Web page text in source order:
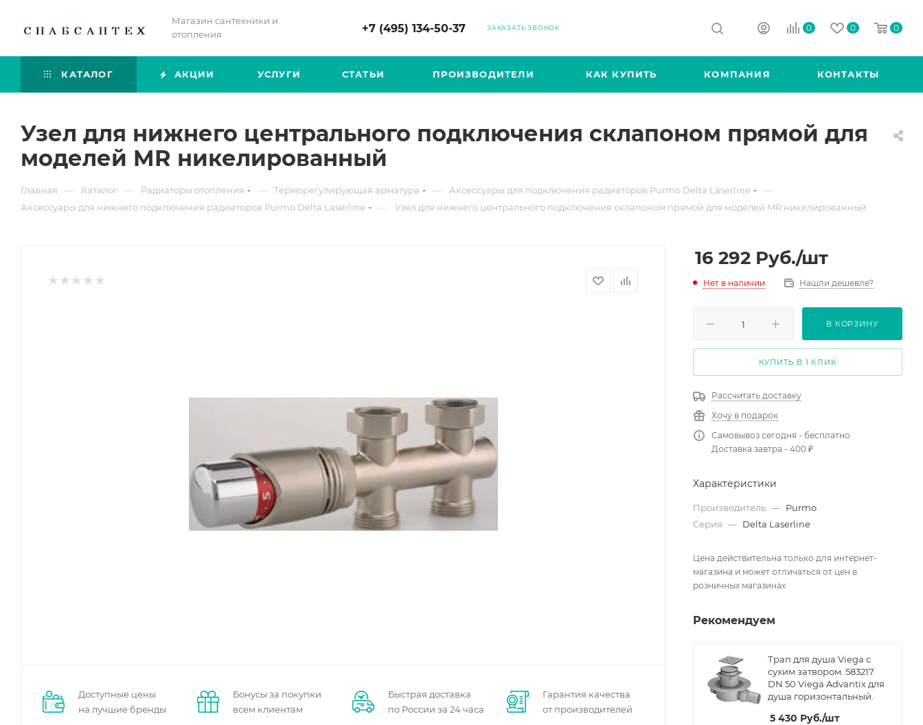
Магазин сантехники и
отопления
+7 (495) 134-50-37 ЗАКАЗАТЬ ЗВОНОК 0 0 0
КАТАЛОГ АКЦИИ УСЛУГИ СТАТЬИ ПРОИЗВОДИТЕЛИ КАК КУПИТЬ КОМПАНИЯ КОНТАКТЫ
Узел для нижнего центрального подключения склапоном прямой для
моделей MR никелированный
Главная — Каталог — Радиаторы отопления — Терморегулирующая арматура — Аксессуары для подключения радиаторов Purmo Delta Laserline —
Аксессуары для нижнего подключения радиаторов Purmo Delta Laserline — Узел для нижнего центрального подключения склапоном прямой для моделей MR никелированный
Доступные цены
на лучшие бренды
Бонусы за покупки
всем клиентам
Быстрая доставка
по России за 24 часа
Гарантия качества
от производителей
16 292 Руб./шт
Нет в наличии Нашли дешевле?
В КОРЗИНУ
КУПИТЬ В 1 КЛИК
Рассчитать доставку
Хочу в подарок
Самовывоз сегодня - бесплатно
Доставка завтра - 400 ₽
Характеристики
Производитель — Purmo
Серия — Delta Laserline
Цена действительна только для интернет-
магазина и может отличаться от цен в
розничных магазинах
Рекомендуем
Трап для душа Viega с
сухим затвором. 583217
DN 50 Viega Advantix для
душа горизонтальный.
5 430 Руб./шт